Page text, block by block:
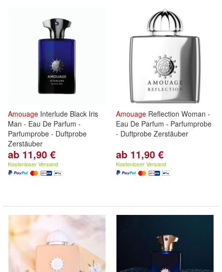
Amouage Interlude Black Iris
Man - Eau De Parfum -
Parfumprobe - Duftprobe
Zerstäuber
ab 11,90 €
Kostenloser Versand
Amouage Reflection Woman -
Eau De Parfum - Parfumprobe
- Duftprobe Zerstäuber
ab 11,90 €
Kostenloser Versand